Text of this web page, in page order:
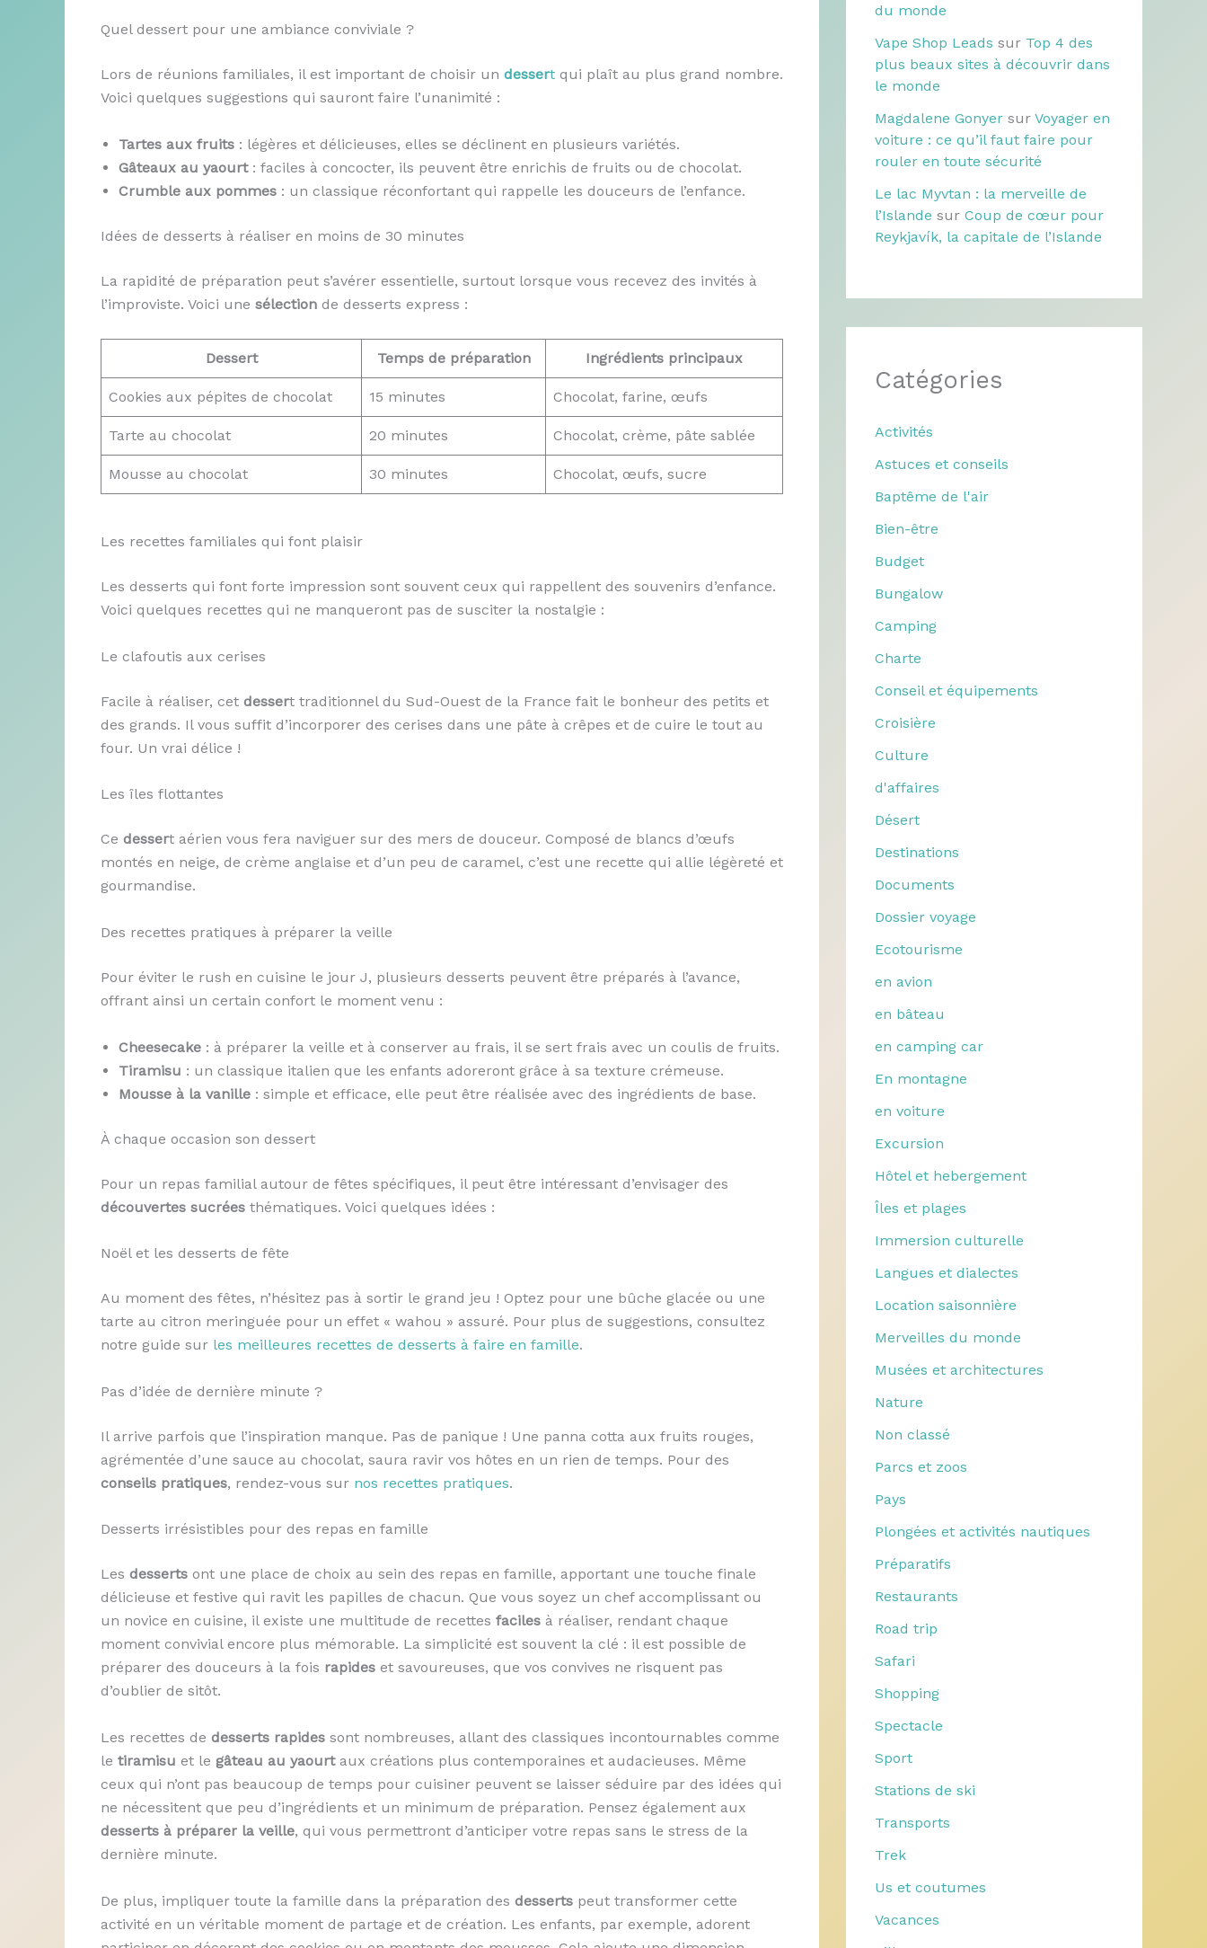
Quel dessert pour une ambiance conviviale ?
Lors de réunions familiales, il est important de choisir un dessert qui plaît au plus grand nombre.
Voici quelques suggestions qui sauront faire l’unanimité :
Tartes aux fruits : légères et délicieuses, elles se déclinent en plusieurs variétés.
Gâteaux au yaourt: faciles à concocter, ils peuvent être enrichis de fruits ou de chocolat.
Crumble aux pommes : un classique réconfortant qui rappelle les douceurs de l’enfance.
Idées de desserts à réaliser en moins de 30 minutes
La rapidité de préparation peut s’avérer essentielle, surtout lorsque vous recevez des invités à
l’improviste. Voici une sélection de desserts express :
Dessert Temps de préparation Ingrédients principaux
Cookies aux pépites de chocolat 15 minutes Chocolat, farine, œufs
Tarte au chocolat 20 minutes Chocolat, crème, pâte sablée
Mousse au chocolat 30 minutes Chocolat, œufs, sucre
Les recettes familiales qui font plaisir
Les desserts qui font forte impression sont souvent ceux qui rappellent des souvenirs d’enfance.
Voici quelques recettes qui ne manqueront pas de susciter la nostalgie :
Le clafoutis aux cerises
Facile à réaliser, cet dessert traditionnel du Sud-Ouest de la France fait le bonheur des petits et
des grands. Il vous suffit d’incorporer des cerises dans une pâte à crêpes et de cuire le tout au
four. Un vrai délice !
Les îles flottantes
Ce dessert aérien vous fera naviguer sur des mers de douceur. Composé de blancs d’œufs
montés en neige, de crème anglaise et d’un peu de caramel, c’est une recette qui allie légèreté et
gourmandise.
Des recettes pratiques à préparer la veille
Pour éviter le rush en cuisine le jour J, plusieurs desserts peuvent être préparés à l’avance,
offrant ainsi un certain confort le moment venu :
Cheesecake : à préparer la veille et à conserver au frais, il se sert frais avec un coulis de fruits.
Tiramisu : un classique italien que les enfants adoreront grâce à sa texture crémeuse.
Mousse à la vanille : simple et efficace, elle peut être réalisée avec des ingrédients de base.
À chaque occasion son dessert
Pour un repas familial autour de fêtes spécifiques, il peut être intéressant d’envisager des
découvertes sucrées thématiques. Voici quelques idées :
Noël et les desserts de fête
Au moment des fêtes, n’hésitez pas à sortir le grand jeu ! Optez pour une bûche glacée ou une
tarte au citron meringuée pour un effet « wahou » assuré. Pour plus de suggestions, consultez
notre guide sur les meilleures recettes de desserts à faire en famille.
Pas d’idée de dernière minute ?
Il arrive parfois que l’inspiration manque. Pas de panique ! Une panna cotta aux fruits rouges,
agrémentée d’une sauce au chocolat, saura ravir vos hôtes en un rien de temps. Pour des
conseils pratiques, rendez-vous sur nos recettes pratiques.
Desserts irrésistibles pour des repas en famille
Les desserts ont une place de choix au sein des repas en famille, apportant une touche finale
délicieuse et festive qui ravit les papilles de chacun. Que vous soyez un chef accomplissant ou
un novice en cuisine, il existe une multitude de recettes faciles à réaliser, rendant chaque
moment convivial encore plus mémorable. La simplicité est souvent la clé : il est possible de
préparer des douceurs à la fois rapides et savoureuses, que vos convives ne risquent pas
d’oublier de sitôt.
Les recettes de desserts rapides sont nombreuses, allant des classiques incontournables comme
le tiramisu et le gâteau au yaourtaux créations plus contemporaines et audacieuses. Même
ceux qui n’ont pas beaucoup de temps pour cuisiner peuvent se laisser séduire par des idées qui
ne nécessitent que peu d’ingrédients et un minimum de préparation. Pensez également aux
desserts à préparer la veille, qui vous permettront d’anticiper votre repas sans le stress de la
dernière minute.
De plus, impliquer toute la famille dans la préparation des desserts peut transformer cette
activité en un véritable moment de partage et de création. Les enfants, par exemple, adorent
du monde
Vape Shop Leads sur Top 4 des
plus beaux sites à découvrir dans
le monde
Magdalene Gonyer sur Voyager en
voiture : ce qu’il faut faire pour
rouler en toute sécurité
Le lac Myvtan : la merveille de
l’Islande sur Coup de cœur pour
Reykjavík, la capitale de l’Islande
Catégories
Activités
Astuces et conseils
Baptême de l'air
Bien-être
Budget
Bungalow
Camping
Charte
Conseil et équipements
Croisière
Culture
d'affaires
Désert
Destinations
Documents
Dossier voyage
Ecotourisme
en avion
en bâteau
en camping car
En montagne
en voiture
Excursion
Hôtel et hebergement
Îles et plages
Immersion culturelle
Langues et dialectes
Location saisonnière
Merveilles du monde
Musées et architectures
Nature
Non classé
Parcs et zoos
Pays
Plongées et activités nautiques
Préparatifs
Restaurants
Road trip
Safari
Shopping
Spectacle
Sport
Stations de ski
Transports
Trek
Us et coutumes
Vacances